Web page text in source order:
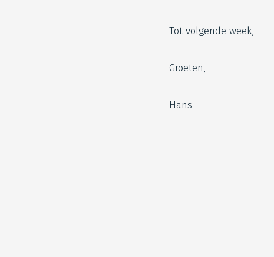
Tot volgende week,
Groeten,
Hans